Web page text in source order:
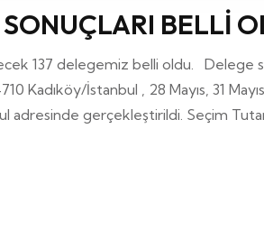
BELLİ
137 delegemiz belli oldu. Delege
Kadıköy/İstanbul , 28 Mayıs, 31
adresinde gerçekleştirildi. Seçim